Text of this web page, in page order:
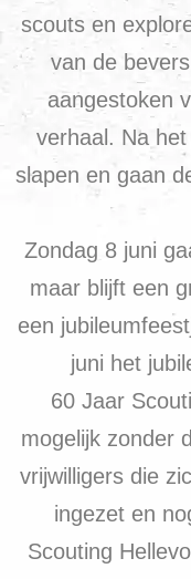
scouts en
van de
aangestoken
verhaal. Na
slapen en gaan
Zondag 8 juni
maar blijft een
een
juni het
60 Jaar
mogelijk zonder
vrijwilligers die
ingezet en
Scouting